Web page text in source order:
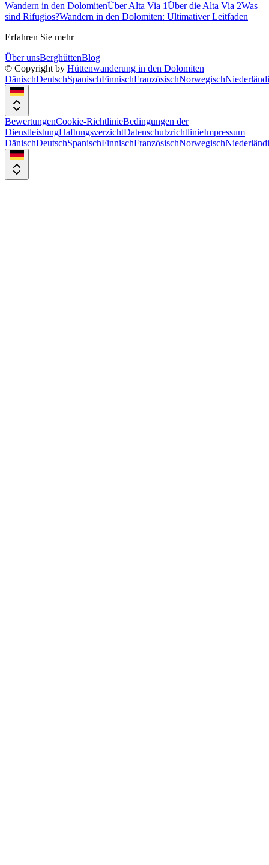
Wandern in den DolomitenÜber Alta Via 1Über die Alta Via 2Was
sind Rifugios?Wandern in den Dolomiten: Ultimativer Leitfaden
Erfahren Sie mehr
Über unsBerghüttenBlog
© Copyright by Hüttenwanderung in den Dolomiten
DänischDeutschSpanischFinnischFranzösischNorwegisch
BewertungenCookie-RichtlinieBedingungen der
DienstleistungHaftungsverzichtDatenschutzrichtlinieImpressum
DänischDeutschSpanischFinnischFranzösischNorwegisch